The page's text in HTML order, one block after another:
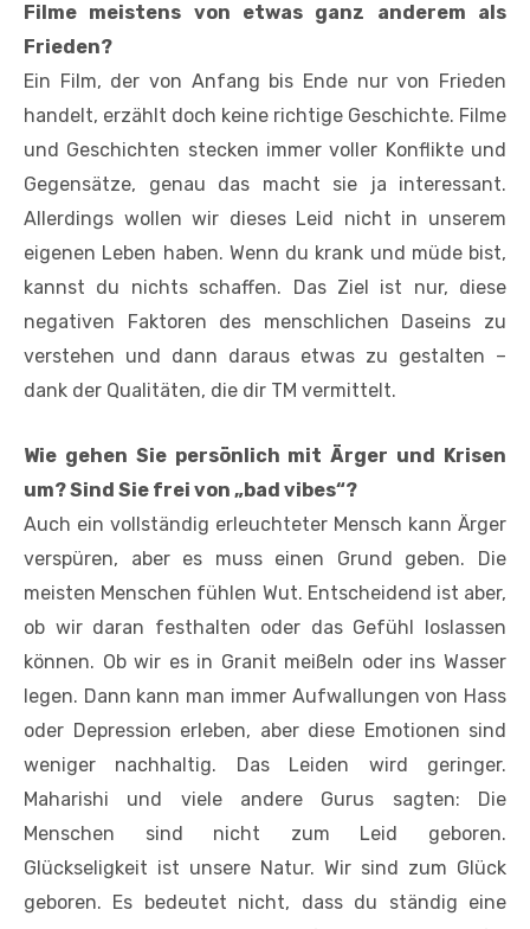
Filme meistens von etwas ganz anderem als
Frieden?
Ein Film, der von Anfang bis Ende nur von Frieden
handelt, erzählt doch keine richtige Geschichte. Filme
und Geschichten stecken immer voller Konflikte und
Gegensätze, genau das macht sie ja interessant.
Allerdings wollen wir dieses Leid nicht in unserem
eigenen Leben haben. Wenn du krank und müde bist,
kannst du nichts schaffen. Das Ziel ist nur, diese
negativen Faktoren des menschlichen Daseins zu
verstehen und dann daraus etwas zu gestalten –
dank der Qualitäten, die dir TM vermittelt.
Wie gehen Sie persönlich mit Ärger und ­Krisen
um? Sind Sie frei von „bad vibes“?
Auch ein vollständig erleuchteter Mensch kann Ärger
verspüren, aber es muss einen Grund geben. Die
meisten Menschen fühlen Wut. Entscheidend ist aber,
ob wir daran festhalten oder das Gefühl loslassen
können. Ob wir es in Granit meißeln oder ins Wasser
legen. Dann kann man immer Aufwallungen von Hass
oder Depression erleben, aber diese Emotionen sind
weniger nachhaltig. Das Leiden wird geringer.
Maharishi und viele andere Gurus sagten: Die
Menschen sind nicht zum Leid geboren.
Glückseligkeit ist unsere Natur. Wir sind zum Glück
geboren. Es bedeutet nicht, dass du ständig eine